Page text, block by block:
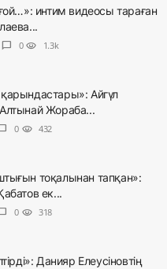
интим видеосы тараған
chat_bubble 0 visibility 1.3k
Айгүл
Жораба...
0 visibility 432
тоқалынан тапқан»:
ек...
0 visibility 318
Данияр Елеусіновтің